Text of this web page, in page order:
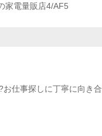
家電量販店4/AF5
仕事探しに丁寧に向き合